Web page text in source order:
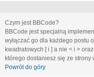
Czym jest BBCode?
BBCode jest specjalną
wyłączać go dla każdego postu
kwadratowych [ i ] a nie < i >
którego dostaniesz się ze strony
Powrót do góry